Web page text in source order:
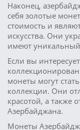
Наконец,
себя золотые
стоимость и
искусства. Они
имеют
Если вы
монеты могут
коллекции. Они
красотой, а также
Азербайджана.
Монеты